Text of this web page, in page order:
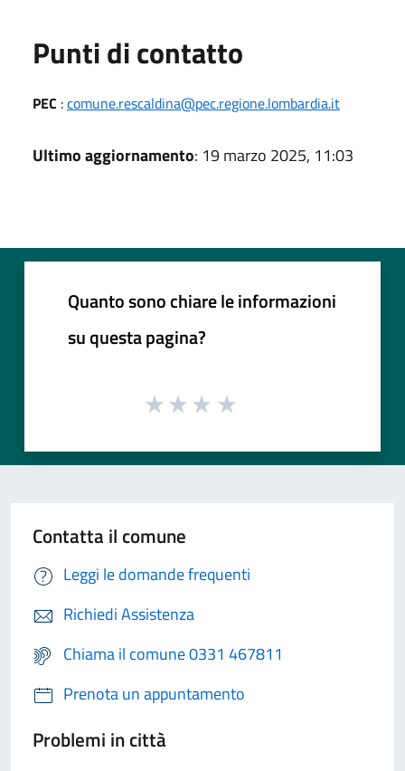
Punti di contatto
PEC :comune.rescaldina@pec.regione.lombardia.it
Ultimo aggiornamento: 19 marzo 2025, 11:03
Quanto sono chiare le informazioni
su questa pagina?
Contatta il comune
Leggi le domande frequenti
Richiedi Assistenza
Chiama il comune 0331 467811
Prenota un appuntamento
Problemi in città